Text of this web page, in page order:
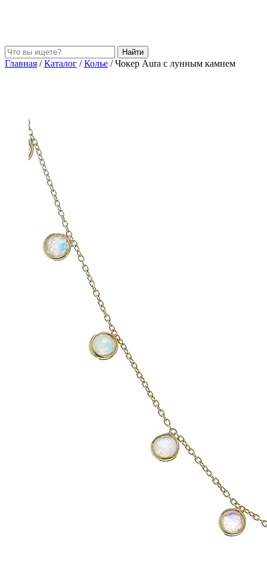
Найти
Главная / Каталог / Колье / Чокер Aura с лунным камнем